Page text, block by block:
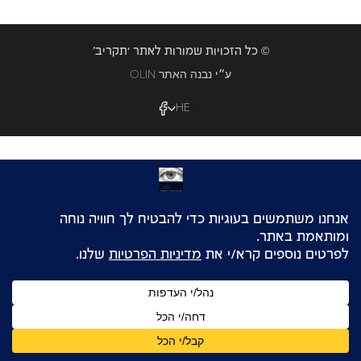
© כל הזכויות שמורות לאתר ‘תקריב’
OLIN ע״י נבנה האתר
HE